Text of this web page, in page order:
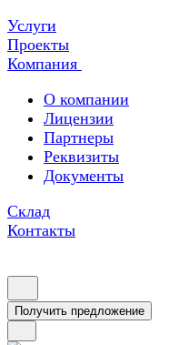
Услуги
Проекты
Компания
О компании
Лицензии
Партнеры
Реквизиты
Документы
Склад
Контакты
Получить предложение